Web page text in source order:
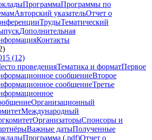
ПрограммаПрограммы по
Авторский указательОтчет о
ТрудыТематический
Дополнительная
Контакты
(12)
проведенияТематика и форматПервое
сообщениеВторое
сообщениеТретье
Организационный
Международный
ОрганизаторыСпонсоры и
Важные датыПолученные
Программа (.pdf)Отчет о